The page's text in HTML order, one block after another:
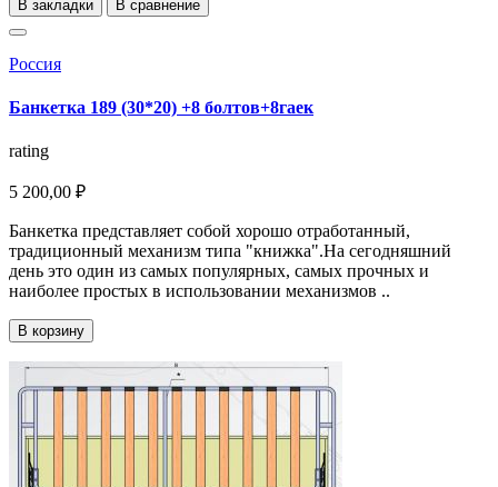
В закладки В сравнение
Россия
Банкетка 189 (30*20) +8 болтов+8гаек
rating
5 200,00 ₽
Банкетка представляет собой хорошо отработанный,
традиционный механизм типа "книжка".На сегодняшний
день это один из самых популярных, самых прочных и
наиболее простых в использовании механизмов ..
В корзину